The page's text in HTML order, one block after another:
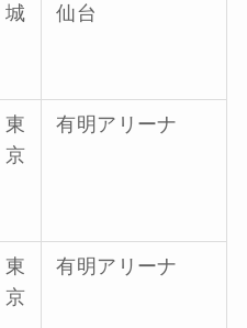
城
仙台
東
京
有明アリーナ
東
京
有明アリーナ